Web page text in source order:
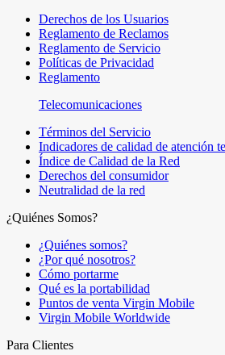
Derechos de los Usuarios
Reglamento de Reclamos
Reglamento de Servicio
Políticas de Privacidad
Reglamento
Telecomunicaciones
Términos del Servicio
Indicadores de calidad de atención
Índice de Calidad de la Red
Derechos del consumidor
Neutralidad de la red
¿Quiénes Somos?
¿Quiénes somos?
¿Por qué nosotros?
Cómo portarme
Qué es la portabilidad
Puntos de venta Virgin Mobile
Virgin Mobile Worldwide
Para Clientes